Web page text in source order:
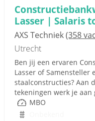
Lasser | Salaris
AXS Techniek(358
Utrecht
Ben jij een ervaren
Lasser of Samensteller
staalconstructies? Aan
tekeningen werk je
MBO